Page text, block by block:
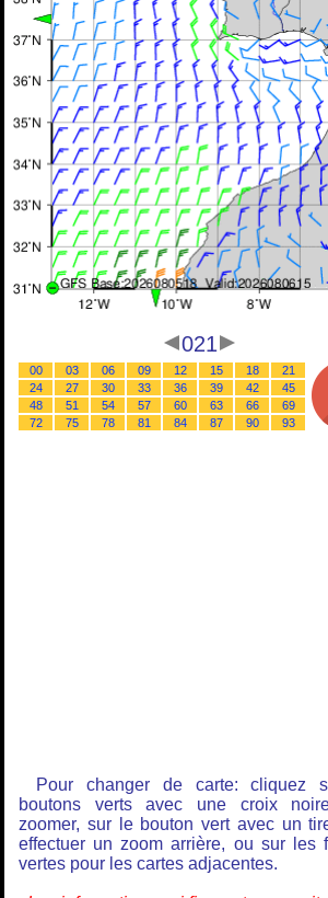
021
00 03 06 09 12 15 18
21
24
27 30 33 36 39 42
45
48
51 54 57 60 63 66
69
72
75 78 81 84 87 90 93
Pour changer de carte: cliquez
boutons verts avec une croix
zoomer, sur le bouton vert avec un
effectuer un zoom arrière, ou sur les
vertes pour les cartes adjacentes.